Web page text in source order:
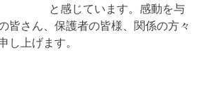
と感じています。感動を与
皆さん、保護者の皆様、関係の方々
し上げます。